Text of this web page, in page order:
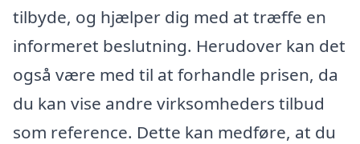
tilbyde, og hjælper dig med at træffe en
informeret beslutning. Herudover kan det
også være med til at forhandle prisen, da
du kan vise andre virksomheders tilbud
som reference. Dette kan medføre, at du